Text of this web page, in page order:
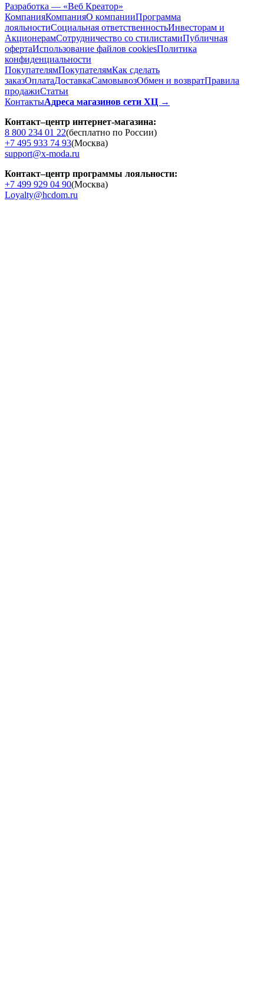
Разработка — «Веб Креатор»
КомпанияКомпанияО компанииПрограмма
лояльностиСоциальная ответственностьИнвесторам и
АкционерамСотрудничество со стилистамиПубличная
офертаИспользование файлов cookiesПолитика
конфиденциальности
ПокупателямПокупателямКак сделать
заказОплатаДоставкаCамовывозОбмен и возвратПравила
продажиСтатьи
КонтактыАдреса магазинов сети ХЦ →
Контакт–центр интернет-магазина:
8 800 234 01 22(бесплатно по России)
+7 495 933 74 93(Москва)
support@x-moda.ru
Контакт–центр программы лояльности:
+7 499 929 04 90(Москва)
Loyalty@hcdom.ru